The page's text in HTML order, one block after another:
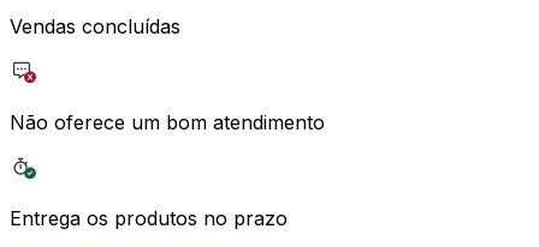
Vendas concluídas
Não oferece um bom atendimento
Entrega os produtos no prazo